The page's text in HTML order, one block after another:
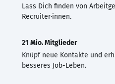
Lass Dich finden von
Recruiter·innen.
21 Mio. Mitglieder
Knüpf neue Kontakte und
besseres Job-Leben.